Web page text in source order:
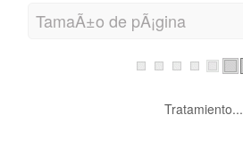
TamaÃ±o de pÃ¡gina
Tratamiento...